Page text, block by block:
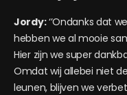
Jordy:‘’Ondanks dat
hebben we al mooie
Hier zijn we super
Omdat wij allebei niet
leunen, blijven we